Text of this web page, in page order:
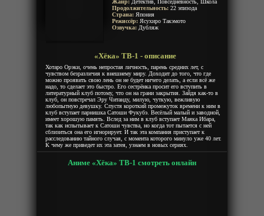
Хёка: Тебе не сбежать
Хёка: Тебе не уйти
Hyou-ka
Hyoka
Жанр: Детектив, Повседневность, Школа
Продолжительность: 22 эпизода
Страна: Япония
Режиссёр: Ясухиро Такэмото
Озвучка: Дубляж
«Хёка» ТВ-1 - описание
Хотаро Орэки, очень непростая личность, парень средних лет, с
чувством безразличия к внешнему миру. Доходит до того, что где
можно проявить свою лень он не будет ничего делать, а если всё же
надо, то сделает это быстро. Его сестрёнка просит его вступить в
литературный клуб потому, что он на грани закрытия. Зайдя как-то в
клуб, он повстречал Эру Читанду, милую, чуткую, вежливую
любопытную девушку. Спустя короткий промежуток времени к ним в
клуб вступает парнишка Сатоши Фукубэ. Весёлый малый и заводной,
имеет хорошую память. Вслед за ним в клуб вступает Маяка Ибара,
так как испытывает к Сатоши чувства, но когда тот пытается с ней
сблизиться она его игнорирует. И так эта компания приступает к
расследованию тайного случая, с момента которого минуло уже 40 лет.
К чему же приведет их эта затея, узнаем в новых сериях.
Аниме «Хёка» ТВ-1 смотреть онлайн